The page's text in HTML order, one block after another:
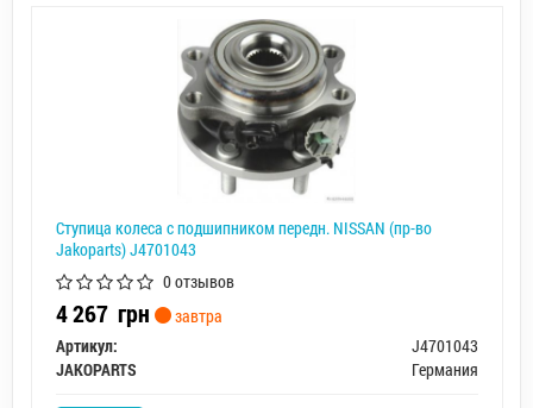
Ступица колеса с подшипником передн. NISSAN (пр-во
Jakoparts) J4701043
0 отзывов
4 267 грн
завтра
Артикул:
J4701043
JAKOPARTS
Германия